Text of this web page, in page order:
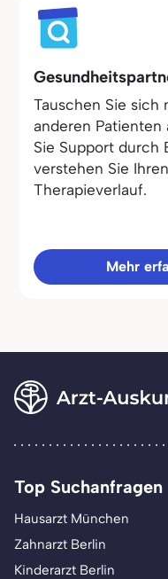
Tauschen Sie sich
anderen Patienten
Sie Support durch
verstehen Sie Ihren
Therapieverlauf.
Mehr
Top Suchanfragen
Hausarzt München
Zahnarzt Berlin
Kinderarzt Berlin